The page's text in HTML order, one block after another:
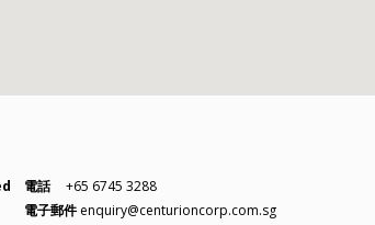
電話
+65 6745 3288
電子郵件 enquiry@centurioncorp.com.sg